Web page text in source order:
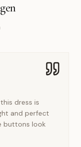
dress is
and perfect
buttons look